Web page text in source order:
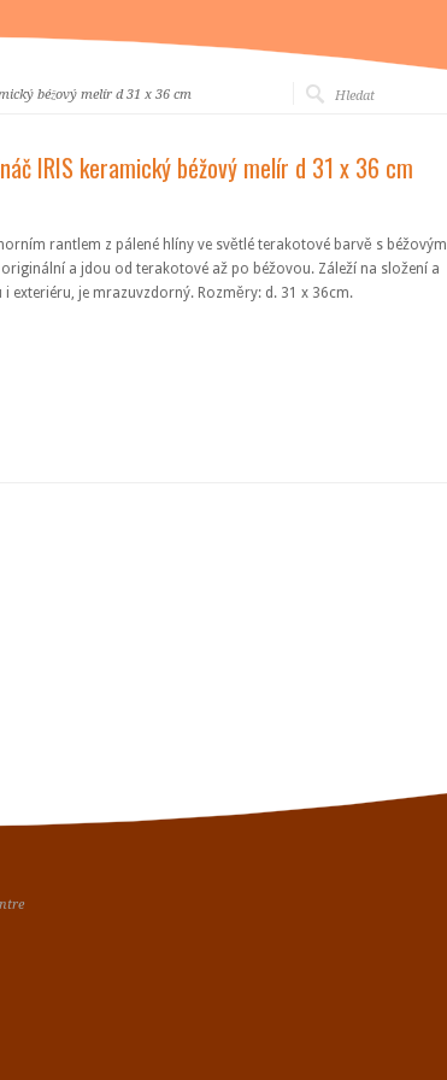
béžový melír d 31 x 36 cm
IRIS keramický béžový melír d 31 x 36 cm
rantlem z pálené hlíny ve světlé terakotové barvě s béžovým
a jdou od terakotové až po béžovou. Záleží na složení a
exteriéru, je mrazuvzdorný. Rozměry: d. 31 x 36cm.